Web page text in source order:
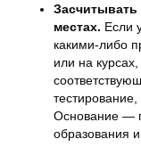
Засчитывать
местах. Если
какими-либо
или на
Основание —
образования